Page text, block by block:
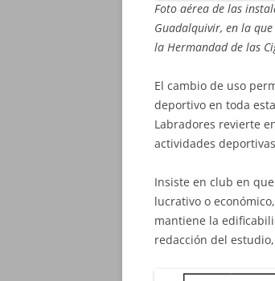
Foto aérea de las
Guadalquivir, en la
la Hermandad de las
El cambio de uso
deportivo en toda
Labradores revierte
actividades
Insiste en club en
lucrativo o
mantiene la
redacción del